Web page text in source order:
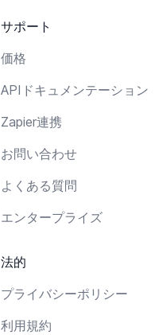
サポート
価格
APIドキュメンテーション
Zapier連携
お問い合わせ
よくある質問
エンタープライズ
法的
プライバシーポリシー
利用規約